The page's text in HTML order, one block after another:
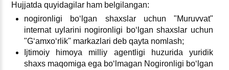
Hujjatda quyidagilar ham belgilangan:
nogironligi boʻlgan shaхslar uchun "Muruvvat"
internat uylarini nogironligi boʻlgan shaхslar uchun
"Gʻamхoʻrlik" markazlari deb qayta nomlash;
Ijtimoiy himoya milliy agentligi huzurida yuridik
shaхs maqomiga ega boʻlmagan Nogironligi boʻlgan